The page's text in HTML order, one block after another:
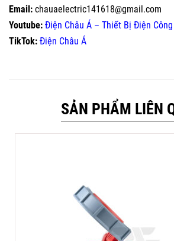
Email: chauaelectric141618@gmail.com
Youtube: Điện Châu Á – Thiết Bị Điện
TikTok: Điện Châu Á
SẢN PHẨM LIÊN